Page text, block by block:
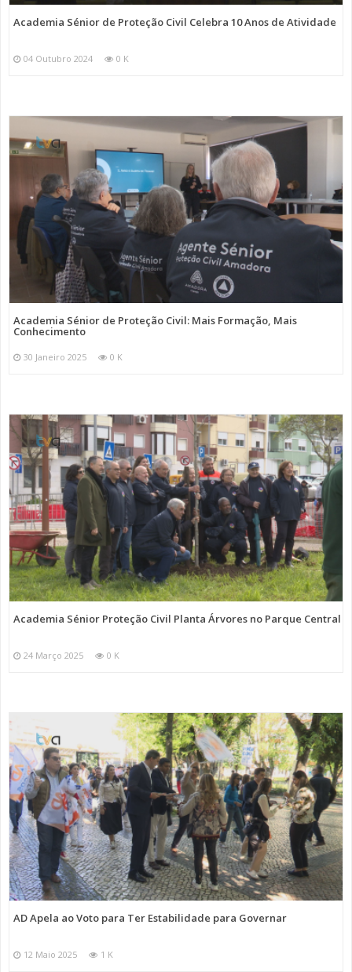
Academia Sénior de Proteção Civil Celebra 10 Anos de Atividade
04 Outubro 2024 0 K
Academia Sénior de Proteção Civil: Mais Formação, Mais
Conhecimento
30 Janeiro 2025 0 K
Academia Sénior Proteção Civil Planta Árvores no Parque Central
24 Março 2025 0 K
AD Apela ao Voto para Ter Estabilidade para Governar
12 Maio 2025 1 K